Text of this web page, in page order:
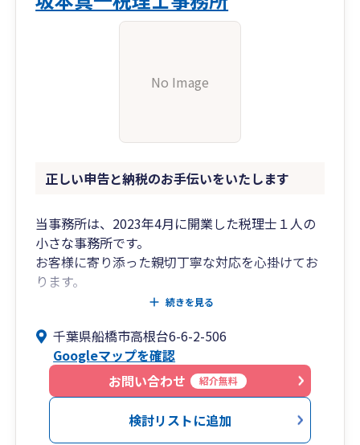
No Image
正しい申告と納税のお手伝いをいたします
当事務所は、2023年4月に開業した税理士１人の
小さな事務所です。
お客様に寄り添った親切丁寧な対応を心掛けてお
ります。
法人のお客様はもちろん、個人事業のお客様も積
税務や申告関係でお困りのことがございました
ら、遠慮なくお問い合わせください。
続きを見る
千葉県船橋市高根台6-6-2-506
Googleマップを確認
お問い合わせ
紹介無料
検討リストに追加